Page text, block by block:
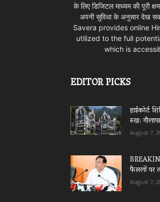
के लिए डिजिटल माध्यम की पूरी
अपनी सुविधा के अनुसार देख
Savera provides online
utilized to the full
which is
EDITOR PICKS
हाईकोर्ट
रुख:
August 7,
फैसलों पर
August 7,